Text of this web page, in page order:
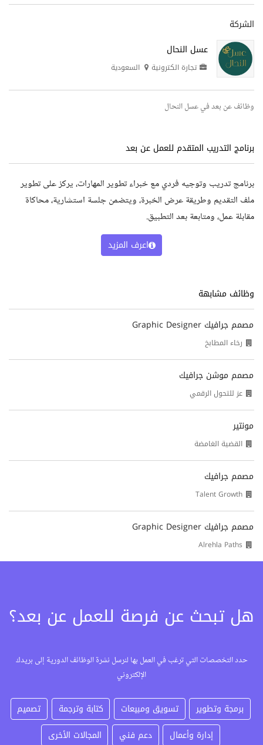
الشركة
عسل النحال
تجارة الكترونية السعودية
وظائف عن بعد في عسل النحال
برنامج التدريب المتقدم للعمل عن بعد
برنامج تدريب وتوجيه فردي مع خبراء تطوير المهارات، يركز على تطوير
ملف التقديم وطريقة عرض الخبرة، ويتضمن جلسة استشارية، محاكاة
مقابلة عمل، ومتابعة بعد التطبيق.
اعرف المزيد
وظائف مشابهة
مصمم جرافيك Graphic Designer
رخاء المطابخ
مصمم موشن جرافيك
عز للتحول الرقمي
مونتير
القضية الغامضة
مصمم جرافيك
Talent Growth
مصمم جرافيك Graphic Designer
Alrehla Paths
هل تبحث عن فرصة للعمل عن بعد؟
حدد التخصصات التي ترغب في العمل بها لنرسل نشرة الوظائف الدورية إلى بريدك
الإلكتروني
برمجة وتطوير تسويق ومبيعات كتابة وترجمة
تصميم
إدارة وأعمال
دعم فني المجالات الأخرى